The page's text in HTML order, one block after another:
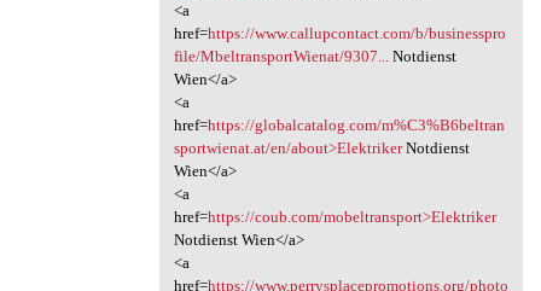
<a
href=https://www.callupcontact.com/b/businesspro
file/MbeltransportWienat/9307...Notdienst
Wien</a>
<a
href=https://globalcatalog.com/m%C3%B6beltran
sportwienat.at/en/about>ElektrikerNotdienst
Wien</a>
<a
href=https://coub.com/mobeltransport>Elektriker
Notdienst Wien</a>
<a
href=https://www.perrysplacepromotions.org/photo